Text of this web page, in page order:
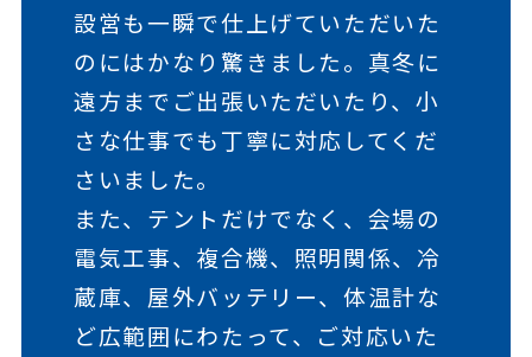
設営も一瞬で仕上げていただいた
のにはかなり驚きました。真冬に
遠方までご出張いただいたり、小
さな仕事でも丁寧に対応してくだ
さいました。
また、テントだけでなく、会場の
電気工事、複合機、照明関係、冷
蔵庫、屋外バッテリー、体温計な
ど広範囲にわたって、ご対応いた